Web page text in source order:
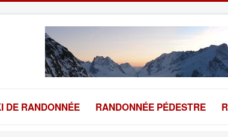
DE RANDONNÉE RANDONNÉE PÉDESTRE